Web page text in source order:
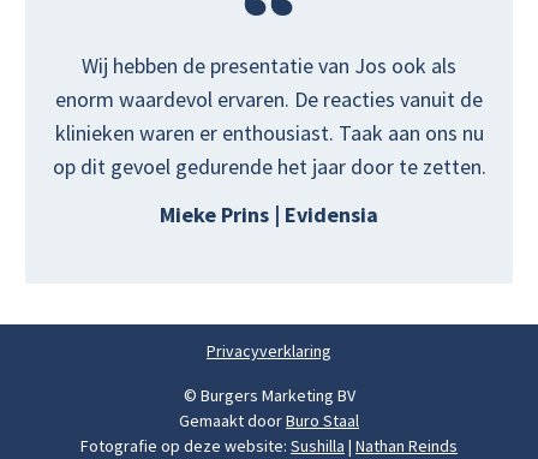
Wij hebben de presentatie van Jos ook als
enorm waardevol ervaren. De reacties vanuit de
klinieken waren er enthousiast. Taak aan ons nu
op dit gevoel gedurende het jaar door te zetten.
Mieke Prins | Evidensia
Privacyverklaring
© Burgers Marketing BV
Gemaakt doorBuro Staal
Fotografie op deze website: Sushilla | Nathan Reinds